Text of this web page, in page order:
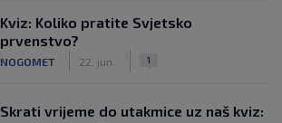
Kviz: Koliko pratite Svjetsko
prvenstvo?
NOGOMET 22. jun. 1
Skrati vrijeme do utakmice uz naš kviz: